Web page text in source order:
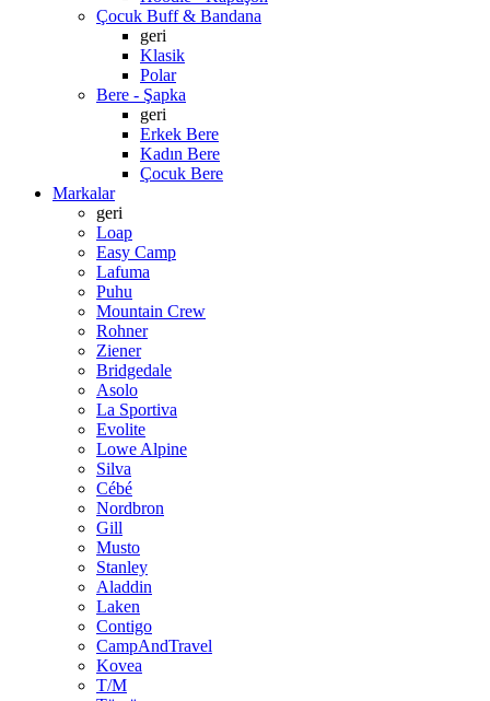
Çocuk Buff & Bandana
geri
Klasik
Polar
Bere - Şapka
geri
Erkek Bere
Kadın Bere
Çocuk Bere
Markalar
geri
Loap
Easy Camp
Lafuma
Puhu
Mountain Crew
Rohner
Ziener
Bridgedale
Asolo
La Sportiva
Evolite
Lowe Alpine
Silva
Cébé
Nordbron
Gill
Musto
Stanley
Aladdin
Laken
Contigo
CampAndTravel
Kovea
T/M